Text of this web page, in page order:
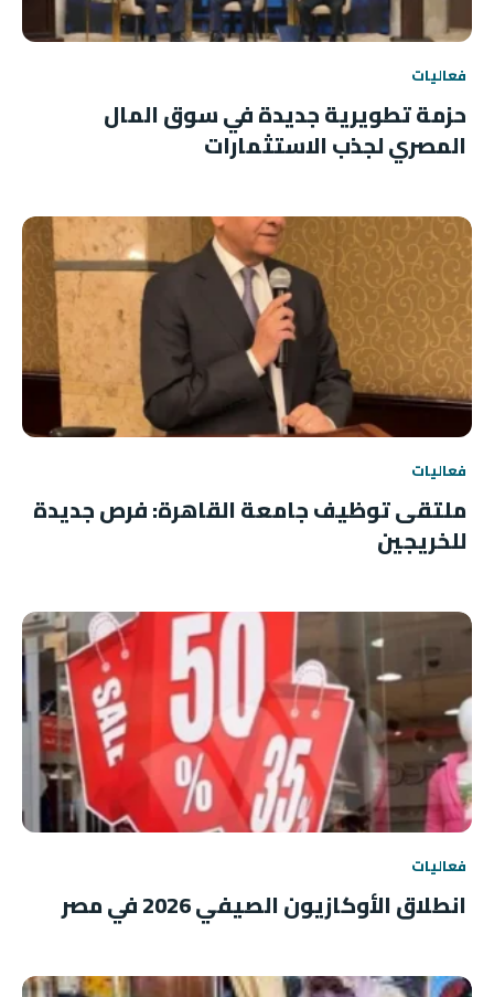
فعاليات
حزمة تطويرية جديدة في سوق المال
المصري لجذب الاستثمارات
فعاليات
ملتقى توظيف جامعة القاهرة: فرص جديدة
للخريجين
فعاليات
انطلاق الأوكازيون الصيفي 2026 في مصر